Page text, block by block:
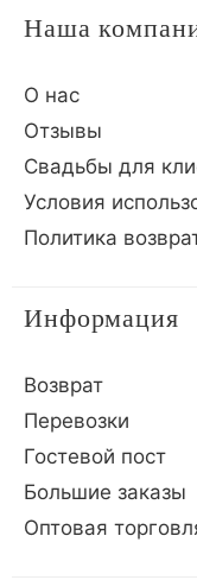
Наша
О нас
Отзывы
Свадьбы для
Условия
Политика
Информация
Возврат
Перевозки
Гостевой пост
Большие заказы
Оптовая